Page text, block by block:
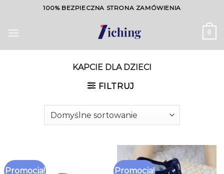
content
100% BEZPIECZNA STRONA ZAMÓWIENIA
0
KAPCIE DLA DZIECI
FILTRUJ
Promocja! Promocja!